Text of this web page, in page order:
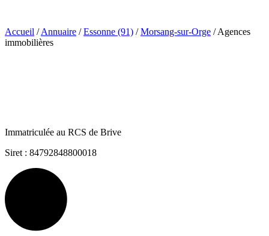
Accueil / Annuaire / Essonne (91) / Morsang-sur-Orge / Agences
immobilières
Immatriculée au RCS de Brive
Siret : 84792848800018